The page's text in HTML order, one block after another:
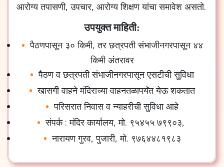
आरोग्य तपासणी,उपचार, आरोग्य शिक्षण यांचा समावेश असतो.
उपयुक्त माहिती:
पैठणपासून ३० किमी,तर छत्रपती संभाजीनगरपासून ४४
किमी अंतरावर
पैठण व छत्रपती संभाजीनगरपासून एसटीची सुविधा
खासगी वाहने मंदिराच्या वाहनतळापर्यंत येऊ शकतात
परिसरात निवास व न्याहरीची सुविधा आहे
संपर्क:मंदिर कार्यालय,मो. ९५४५५ ७९९०३,
नारायण गुरव,पुजारी,मो. ९७६४४८१९८३